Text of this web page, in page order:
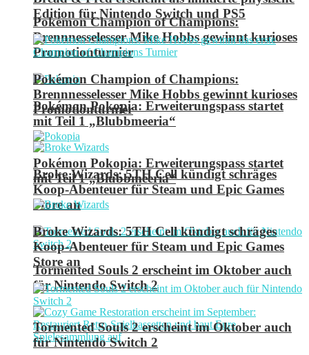
Pokémon Champion of Champions:
Brennnesselesser Mike Hobbs gewinnt kurioses
Promotionturnier
Pokémon Pokopia: Erweiterungspass startet
mit Teil 1 „Blubbmeeria“
Broke Wizards: 5TH Cell kündigt schräges
Koop-Abenteuer für Steam und Epic Games
Store an
Tormented Souls 2 erscheint im Oktober auch
für Nintendo Switch 2
Edition für Nintendo Switch und PS5
Pokémon Champion of Champions:
Brennnesselesser Mike Hobbs gewinnt kurioses
Promotionturnier
Pokémon Pokopia: Erweiterungspass startet
mit Teil 1 „Blubbmeeria“
Broke Wizards: 5TH Cell kündigt schräges
Koop-Abenteuer für Steam und Epic Games
Store an
Tormented Souls 2 erscheint im Oktober auch
für Nintendo Switch 2